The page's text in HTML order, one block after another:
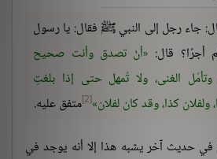
جاء رجل إلى النبي ﷺ فقال: يا رسول
أجرًا؟ قال: أنْ تصدق وأنت صحيح
الغنى، ولا تُمهل حتى إذا بلغتِ
ولفلان كذا، وقد كان لفلان [2] متفق عليه.
حديث آخر يشبه هذا إلا أنه يوجد في